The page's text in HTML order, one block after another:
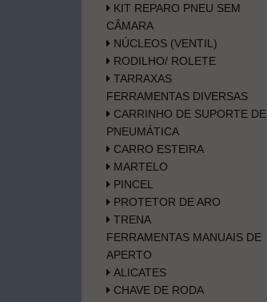
KIT REPARO PNEU SEM
CÂMARA
NÚCLEOS (VENTIL)
RODILHO/ ROLETE
TARRAXAS
FERRAMENTAS DIVERSAS
CARRINHO DE SUPORTE DE
PNEUMÁTICA
CARRO ESTEIRA
MARTELO
PINCEL
PROTETOR DE ARO
TRENA
FERRAMENTAS MANUAIS DE
APERTO
ALICATES
CHAVE DE RODA